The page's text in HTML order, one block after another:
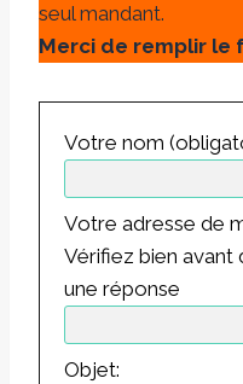
seul mandant.
Merci de remplir le
Votre nom
Votre adresse de
Vérifiez bien
une réponse
Objet: